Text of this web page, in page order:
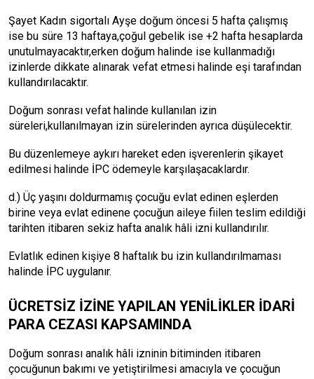
Şayet Kadın sigortalı Ayşe doğum öncesi 5 hafta çalışmış
ise bu süre 13 haftaya,çoğul gebelik ise +2 hafta hesaplarda
unutulmayacaktır,erken doğum halinde ise kullanmadığı
izinlerde dikkate alınarak vefat etmesi halinde eşi tarafından
kullandırılacaktır.
Doğum sonrası vefat halinde kullanılan izin
süreleri,kullanılmayan izin sürelerinden ayrıca düşülecektir.
Bu düzenlemeye aykırı hareket eden işverenlerin şikayet
edilmesi halinde İPC ödemeyle karşılaşacaklardır.
d.) Üç yaşını doldurmamış çocuğu evlat edinen eşlerden
birine veya evlat edinene çocuğun aileye fiilen teslim edildiği
tarihten itibaren sekiz hafta analık hâli izni kullandırılır.
Evlatlık edinen kişiye 8 haftalık bu izin kullandırılmaması
halinde İPC uygulanır.
ÜCRETSİZ İZİNE YAPILAN YENİLİKLER İDARİ
PARA CEZASI KAPSAMINDA
Doğum sonrası analık hâli izninin bitiminden itibaren
çocuğunun bakımı ve yetiştirilmesi amacıyla ve çocuğun